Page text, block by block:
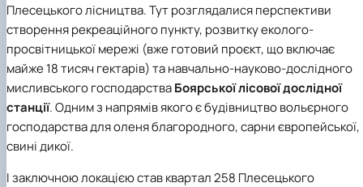
Плесецького лісництва. Тут розглядалися перспективи
створення рекреаційного пункту, розвитку еколого-
просвітницької мережі (вже готовий проєкт, що включає
майже 18 тисяч гектарів) та навчально-науково-дослідного
мисливського господарстваБоярської лісової дослідної
станції. Одним з напрямів якого є будівництво вольєрного
господарства для оленя благородного, сарни європейської,
свині дикої.
І заключною локацією став квартал 258 Плесецького